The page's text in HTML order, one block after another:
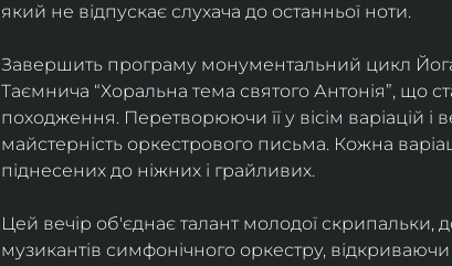
який не відпускає слухача до останньої ноти.
Завершить програму монументальний цикл
Таємнича “Хоральна тема святого Антонія”, що
походження. Перетворюючи її у вісім варіацій
майстерність оркестрового письма. Кожна
піднесених до ніжних і грайливих.
Цей вечір об'єднає талант молодої скрипальки,
музикантів симфонічного оркестру,